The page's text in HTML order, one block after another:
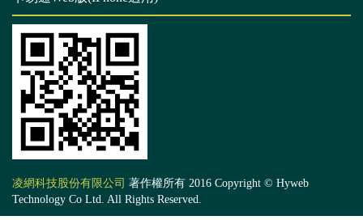
凌網科技股份有限公司 著作權所有 2016 Copyright © Hyweb
Technology Co Ltd. All Rights Reserved.